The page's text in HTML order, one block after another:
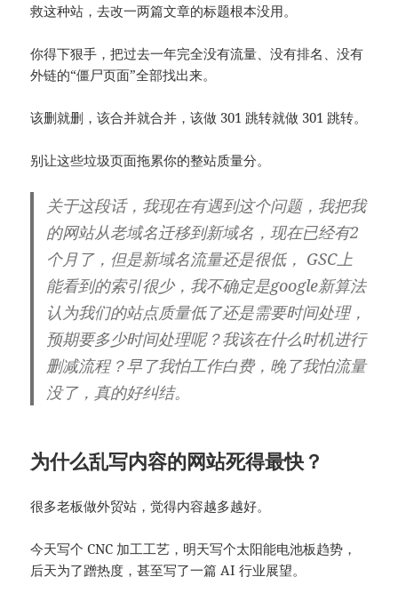
救这种站，去改一两篇文章的标题根本没用。
你得下狠手，把过去一年完全没有流量、没有排名、没有
外链的“僵尸页面”全部找出来。
该删就删，该合并就合并，该做 301 跳转就做 301 跳转。
别让这些垃圾页面拖累你的整站质量分。
关于这段话，我现在有遇到这个问题，我把我
的网站从老域名迁移到新域名，现在已经有2
个月了，但是新域名流量还是很低， GSC上
能看到的索引很少，我不确定是google新算法
认为我们的站点质量低了还是需要时间处理，
预期要多少时间处理呢？我该在什么时机进行
删减流程？早了我怕工作白费，晚了我怕流量
没了，真的好纠结。
为什么乱写内容的网站死得最快？
很多老板做外贸站，觉得内容越多越好。
今天写个 CNC 加工工艺，明天写个太阳能电池板趋势，
后天为了蹭热度，甚至写了一篇 AI 行业展望。